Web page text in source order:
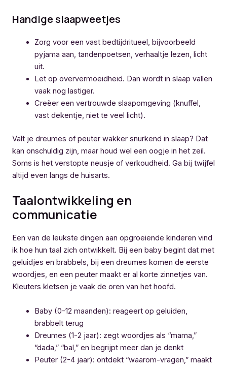
Handige slaapweetjes
Zorg voor een vast bedtijdritueel, bijvoorbeeld
pyjama aan, tandenpoetsen, verhaaltje lezen, licht
uit.
Let op oververmoeidheid. Dan wordt in slaap vallen
vaak nog lastiger.
Creëer een vertrouwde slaapomgeving (knuffel,
vast dekentje, niet te veel licht).
Valt je dreumes of peuter wakker snurkend in slaap? Dat
kan onschuldig zijn, maar houd wel een oogje in het zeil.
Soms is het verstopte neusje of verkoudheid. Ga bij twijfel
altijd even langs de huisarts.
Taalontwikkeling en
communicatie
Een van de leukste dingen aan opgroeiende kinderen vind
ik hoe hun taal zich ontwikkelt. Bij een baby begint dat met
geluidjes en brabbels, bij een dreumes komen de eerste
woordjes, en een peuter maakt er al korte zinnetjes van.
Kleuters kletsen je vaak de oren van het hoofd.
Baby (0-12 maanden): reageert op geluiden,
brabbelt terug
Dreumes (1-2 jaar): zegt woordjes als “mama,”
“dada,” “bal,” en begrijpt meer dan je denkt
Peuter (2-4 jaar): ontdekt “waarom-vragen,” maakt